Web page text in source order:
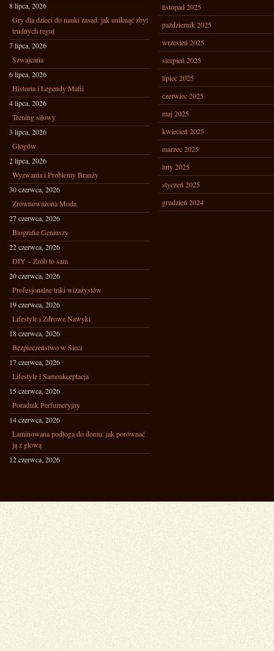
8 lipca, 2026
Gry dla dzieci do nauki zasad: jak uniknąć zbyt
trudnych reguł
7 lipca, 2026
Szwajcaria
6 lipca, 2026
Historia i Legendy Mafii
4 lipca, 2026
Trening siłowy
3 lipca, 2026
Głogów
2 lipca, 2026
Wyzwania i Problemy Branży
30 czerwca, 2026
Zrównoważona Moda
27 czerwca, 2026
Biografie Geniuszy
22 czerwca, 2026
DIY – Zrób to sam
20 czerwca, 2026
Profesjonalne triki wizażystów
19 czerwca, 2026
Lifestyle i Zdrowe Nawyki
18 czerwca, 2026
Bezpieczeństwo w Sieci
17 czerwca, 2026
Lifestyle i Samoakceptacja
15 czerwca, 2026
Poradnik Perfumeryjny
14 czerwca, 2026
Laminowana podłoga do domu: jak porównać
ją z głową
12 czerwca, 2026
listopad 2025
październik 2025
wrzesień 2025
sierpień 2025
lipiec 2025
czerwiec 2025
maj 2025
kwiecień 2025
marzec 2025
luty 2025
styczeń 2025
grudzień 2024